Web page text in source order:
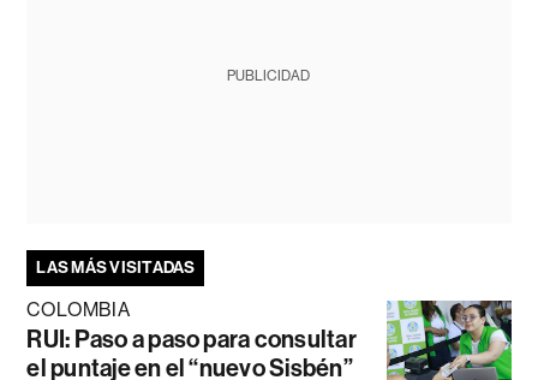
PUBLICIDAD
LAS MÁS VISITADAS
COLOMBIA
RUI: Paso a paso para consultar
el puntaje en el “nuevo Sisbén”